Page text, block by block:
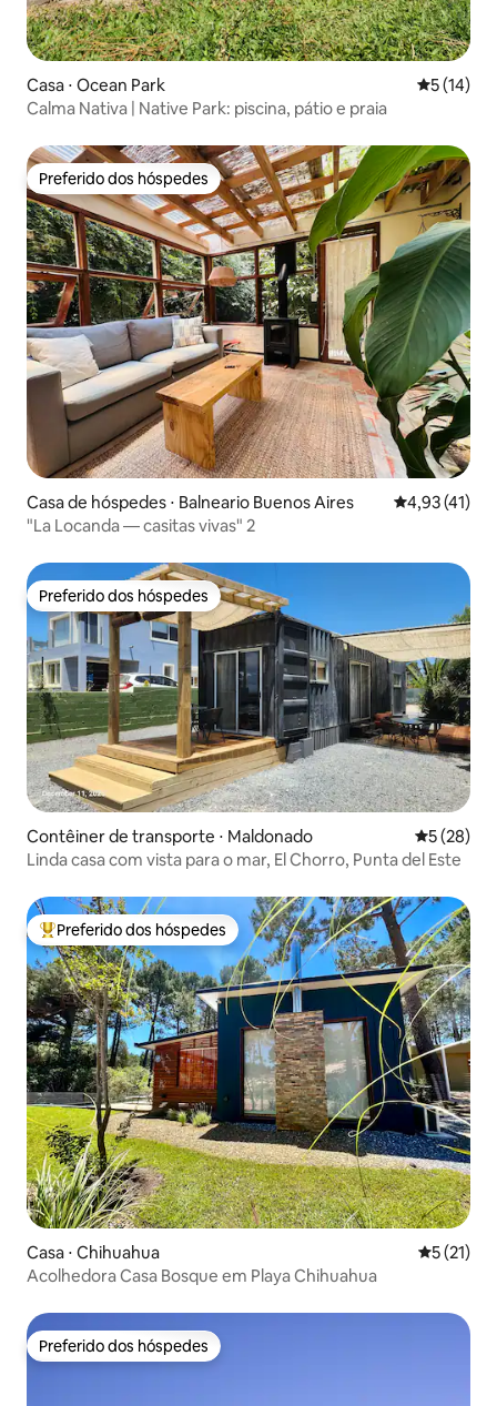
Casa ⋅ Ocean Park 5 de uma
5 (14)
Calma Nativa | Native Park: piscina, pátio e praia
Preferido dos hóspedes
Preferido dos hóspedes
Casa de hóspedes ⋅ Balneario Buenos Aires 4,93 de uma
4,93 (41)
"La Locanda — casitas vivas" 2
Preferido dos hóspedes
Preferido dos hóspedes
Contêiner de transporte ⋅ Maldonado 5 de uma
5 (28)
Linda casa com vista para o mar, El Chorro, Punta del Este
Entre os melhores preferidos dos hóspedes
Preferido dos hóspedes
Casa ⋅ Chihuahua 5 de uma
5 (21)
Acolhedora Casa Bosque em Playa Chihuahua
Preferido dos hóspedes
Preferido dos hóspedes